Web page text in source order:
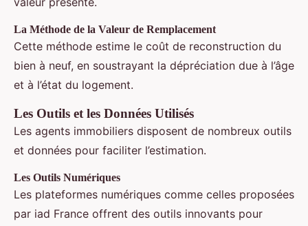
La Méthode de la Valeur de Remplacement
Cette méthode estime le coût de reconstruction du
bien à neuf, en soustrayant la dépréciation due à l’âge
et à l’état du logement.
Les Outils et les Données Utilisés
Les agents immobiliers disposent de nombreux outils
et données pour faciliter l’estimation.
Les Outils Numériques
Les plateformes numériques comme celles proposées
par iad France offrent des outils innovants pour